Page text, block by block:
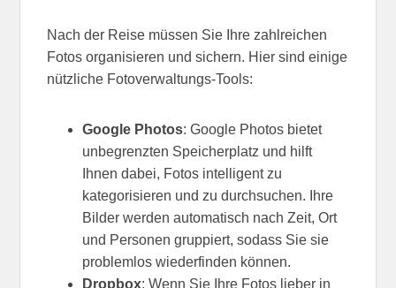
Nach der Reise müssen Sie Ihre zahlreichen
Fotos organisieren und sichern. Hier sind einige
nützliche Fotoverwaltungs-Tools:
Google Photos: Google Photos bietet
unbegrenzten Speicherplatz und hilft
Ihnen dabei, Fotos intelligent zu
kategorisieren und zu durchsuchen. Ihre
Bilder werden automatisch nach Zeit, Ort
und Personen gruppiert, sodass Sie sie
problemlos wiederfinden können.
Dropbox: Wenn Sie Ihre Fotos lieber in